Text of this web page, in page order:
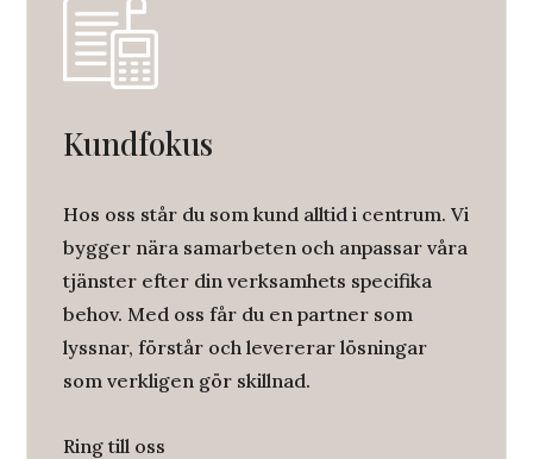
Kundfokus
Hos oss står du som kund alltid i centrum. Vi
bygger nära samarbeten och anpassar våra
tjänster efter din verksamhets specifika
behov. Med oss får du en partner som
lyssnar, förstår och levererar lösningar
som verkligen gör skillnad.
Ring till oss